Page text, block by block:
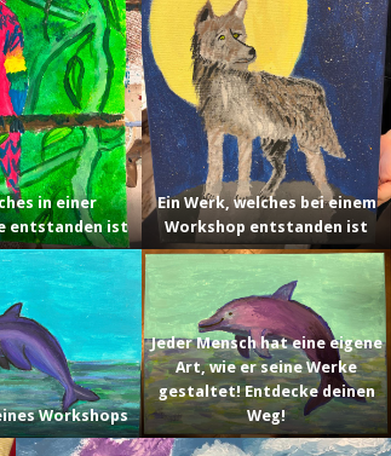
in einer
entstanden ist
Ein Werk, welches bei einem
Workshop entstanden ist
Workshops
Jeder Mensch hat eine eigene
Art, wie er seine Werke
gestaltet! Entdecke deinen
Weg!